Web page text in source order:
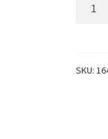
Tranh
SKU: